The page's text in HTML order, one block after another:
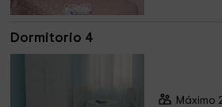
Dormitorio 4
Máximo